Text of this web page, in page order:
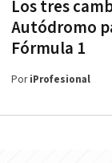
Los tres
Autódromo
Fórmula 1
PoriProfesional